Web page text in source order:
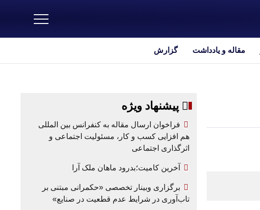
مقاله و یادداشت گزارش
پیشنهاد ویژه
فراخوان ارسال مقاله به کنفرانس بین المللی
هم افزایی کسب و کار، مسئولیت اجتماعی و
اثرگذاری اجتماعی
آخرین کامیت؛بدرود ماهان ملک آرا
برگزاری وبینار تخصصی «حکمرانی مبتنی بر
تاب‌آوری در شرایط عدم قطعیت در صنایع»